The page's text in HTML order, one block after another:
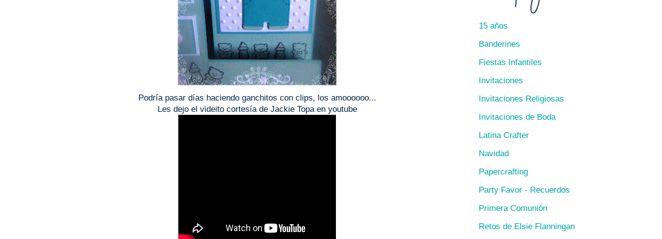
Podría pasar días haciendo ganchitos con clips, los amoooooo...
Les dejo el videito cortesía de Jackie Topa en youtube
15 años
Banderines
Fiestas Infantiles
Invitaciones
Invitaciones Religiosas
Invitaciones de Boda
Latina Crafter
Navidad
Papercrafting
Party Favor - Recuerdos
Primera Comunión
Retos de Elsie Flanningan